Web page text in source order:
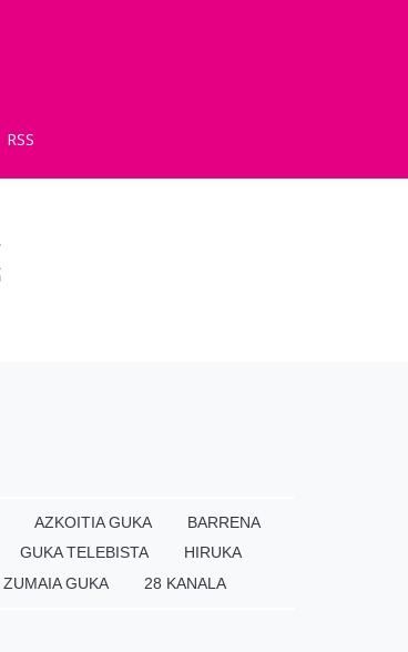
RSS
AZKOITIA GUKA
BARRENA
GUKA TELEBISTA
HIRUKA
ZUMAIA GUKA 28 KANALA